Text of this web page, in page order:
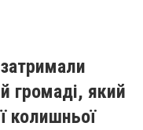
затримали
громаді, який
колишньої